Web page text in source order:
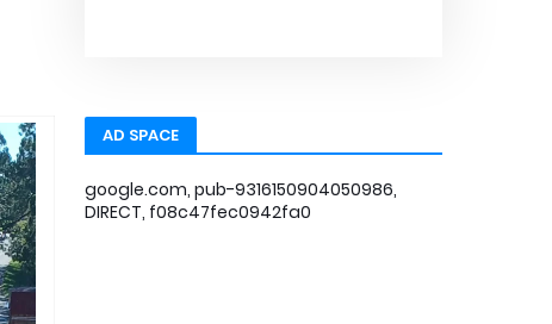
AD SPACE
google.com, pub-9316150904050986,
DIRECT, f08c47fec0942fa0